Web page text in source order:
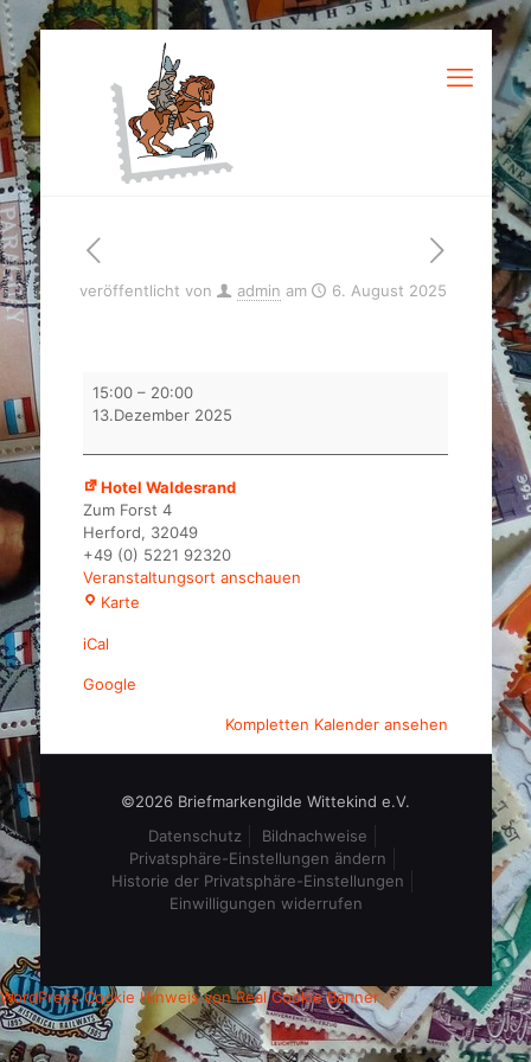
veröffentlicht von admin am 6. August 2025
Weihnachtsmarkt
15:00 – 20:00
13.Dezember 2025
Hotel Waldesrand
Zum Forst 4
Herford, 32049
+49 (0) 5221 92320
Veranstaltungsort anschauen
KarteHotel
iCal
Google
Kompletten Kalender ansehen
©2026 Briefmarkengilde Wittekind e.V.
Datenschutz
Bildnachweise
Privatsphäre-Einstellungen ändern
Historie der Privatsphäre-Einstellungen
Einwilligungen widerrufen
WordPress Cookie Hinweis von Real Cookie Banner